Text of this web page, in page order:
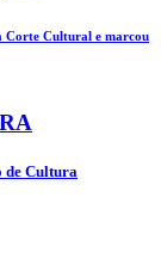
Corte Cultural e marcou
de Cultura